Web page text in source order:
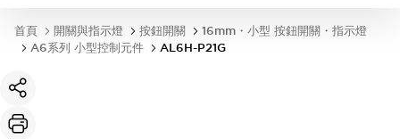
首頁 開關與指示燈 按鈕開關
16mm・小型 按鈕開關・指示燈
A6系列 小型控制元件
AL6H-P21G